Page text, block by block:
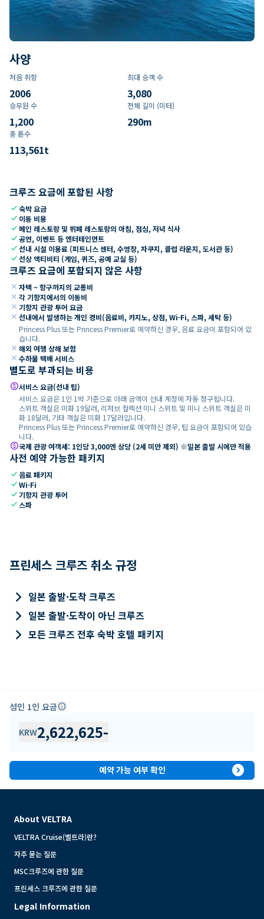
사양
처음 취항
2006
최대 승객 수
3,080
승무원 수
1,200
전체 길이 (미터)
290m
총 톤수
113,561t
크루즈 요금에 포함된 사항
check숙박 요금
check 이동 비용
check 메인 레스토랑 및 뷔페 레스토랑의 아침, 점심, 저녁 식사
check공연, 이벤트 등 엔터테인먼트
check선내 시설 이용료 (피트니스 센터, 수영장, 자쿠지, 클럽 라운지, 도서관 등)
check선상 액티비티 (게임, 퀴즈, 공예 교실 등)
크루즈 요금에 포함되지 않은 사항
close 자택 ~ 항구까지의 교통비
close 각 기항지에서의 이동비
close 기항지 관광 투어 요금
close 선내에서 발생하는 개인 경비(음료비, 카지노, 상점, Wi-Fi, 스파, 세탁 등)
Princess Plus 또는 Princess Premier로 예약하신 경우, 음료 요금이 포함되어 있
습니다.
close 해외 여행 상해 보험
close 수하물 택배 서비스
별도로 부과되는 비용
paid서비스 요금(선내 팁)
서비스 요금은 1인 1박 기준으로 아래 금액이 선내 계정에 자동 청구됩니다.
스위트 객실은 미화 19달러, 리저브 컬렉션 미니 스위트 및 미니 스위트 객실은 미
화 18달러, 기타 객실은 미화 17달러입니다.
Princess Plus 또는 Princess Premier로 예약하신 경우, 팁 요금이 포함되어 있습
니다.
paid국제 관광 여객세: 1인당 3,000엔 상당 (2세 미만 제외) ※일본 출발 시에만 적용
사전 예약 가능한 패키지
check 음료 패키지
checkWi-Fi
check 기항지 관광 투어
check 스파
프린세스 크루즈 취소 규정
keyboard_arrow_right 일본 출발·도착 크루즈
keyboard_arrow_right 일본 출발·도착이 아닌 크루즈
keyboard_arrow_right 모든 크루즈 전후 숙박 호텔 패키지
성인 1인 요금info
KRW2,622,625-
예약 가능 여부 확인 expand_circle_right
About VELTRA
VELTRA Cruise(벨트라)란?
자주 묻는 질문
MSC크루즈에 관한 질문
프린세스 크루즈에 관한 질문
Legal Information